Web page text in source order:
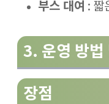
부스 대여 : 짧
3. 운영 방법
장점